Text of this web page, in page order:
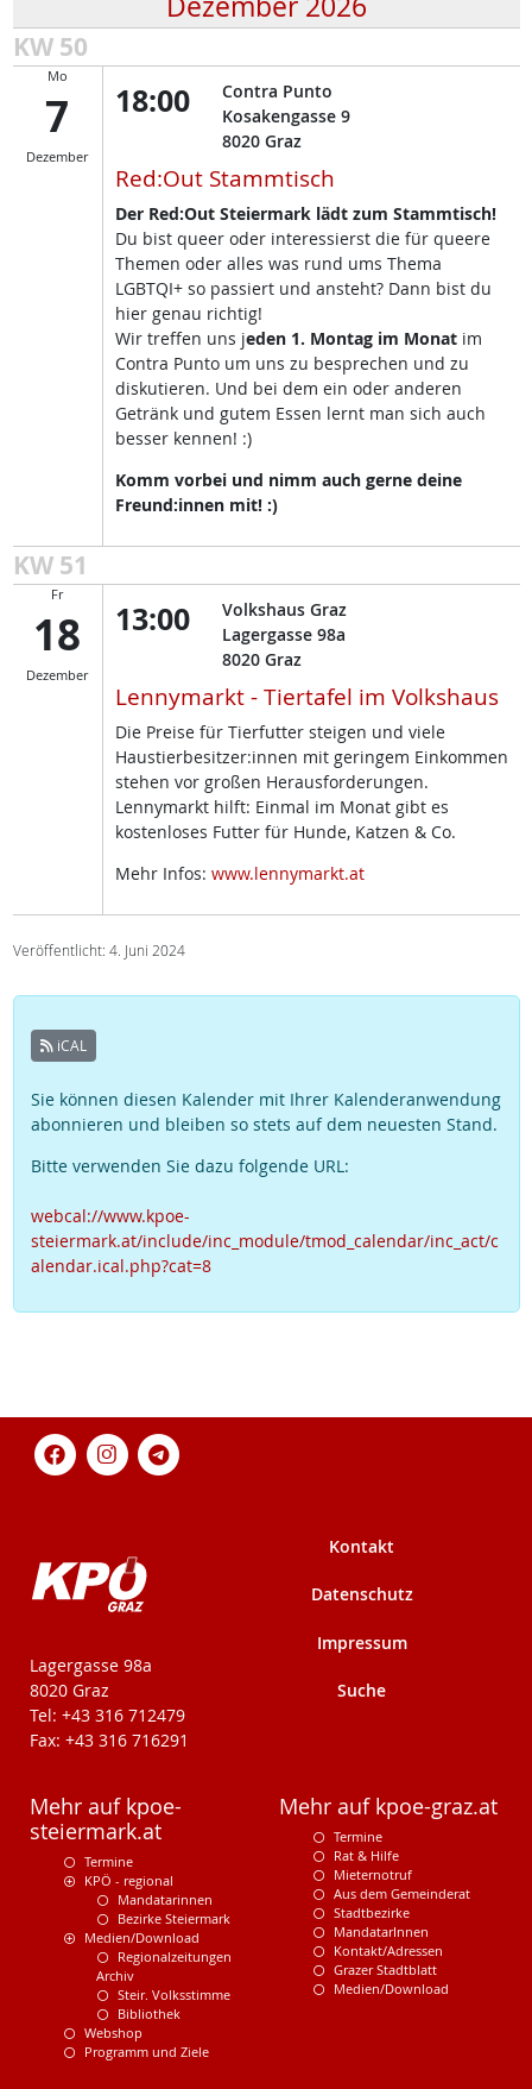
KW 50
Mo
7
Dezember
18:00
Contra Punto
Kosakengasse 9
8020 Graz
Red:Out Stammtisch
Der Red:Out Steiermark lädt zum Stammtisch!
Du bist queer oder interessierst die für queere
Themen oder alles was rund ums Thema
LGBTQI+ so passiert und ansteht? Dann bist du
hier genau richtig!
Wir treffen uns jeden 1. Montag im Monat im
Contra Punto um uns zu besprechen und zu
diskutieren. Und bei dem ein oder anderen
Getränk und gutem Essen lernt man sich auch
besser kennen! :)
Komm vorbei und nimm auch gerne deine
Freund:innen mit! :)
KW 51
Fr
18
Dezember
13:00
Volkshaus Graz
Lagergasse 98a
8020 Graz
Lennymarkt - Tiertafel im Volkshaus
Die Preise für Tierfutter steigen und viele
Haustierbesitzer:innen mit geringem Einkommen
stehen vor großen Herausforderungen.
Lennymarkt hilft: Einmal im Monat gibt es
kostenloses Futter für Hunde, Katzen & Co.
Mehr Infos: www.lennymarkt.at
Veröffentlicht: 4. Juni 2024
iCAL
Sie können diesen Kalender mit Ihrer Kalenderanwendung
abonnieren und bleiben so stets auf dem neuesten Stand.
Bitte verwenden Sie dazu folgende URL:
webcal://www.kpoe-
steiermark.at/include/inc_module/tmod_calendar/inc_act/c
alendar.ical.php?cat=8
KPÖ-Steiermark
Lagergasse 98a
8020 Graz
Tel: +43 316 712479
Fax: +43 316 716291
Kontakt
Datenschutz
Impressum
Suche
Mehr auf kpoe-
steiermark.at
Termine
KPÖ - regional
Mandatarinnen
Bezirke Steiermark
Medien/Download
Regionalzeitungen
Archiv
Steir. Volksstimme
Bibliothek
Webshop
Programm und Ziele
Mehr auf kpoe-graz.at
Termine
Rat & Hilfe
Mieternotruf
Aus dem Gemeinderat
Stadtbezirke
MandatarInnen
Kontakt/Adressen
Grazer Stadtblatt
Medien/Download